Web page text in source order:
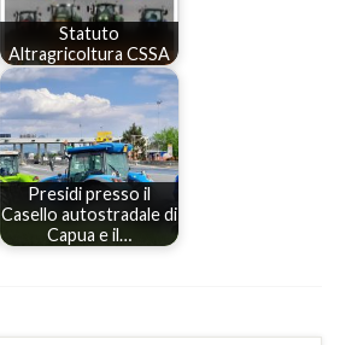
Statuto
Altragricoltura CSSA
Presidi presso il
Casello autostradale di
Capua e il…